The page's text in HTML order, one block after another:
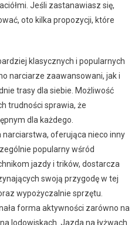
Jeśli zastanawiasz się,
oto kilka propozycji, które
klasycznych i popularnych
narciarze zaawansowani, jak i
trasy dla siebie. Możliwość
trudności sprawia, że
dla każdego.
oferująca nieco inny
popularny wśród
jazdy i trików, dostarcza
swoją przygodę w tej
wypożyczalnie sprzętu.
forma aktywności zarówno na
lodowiskach. Jazda na łyżwach